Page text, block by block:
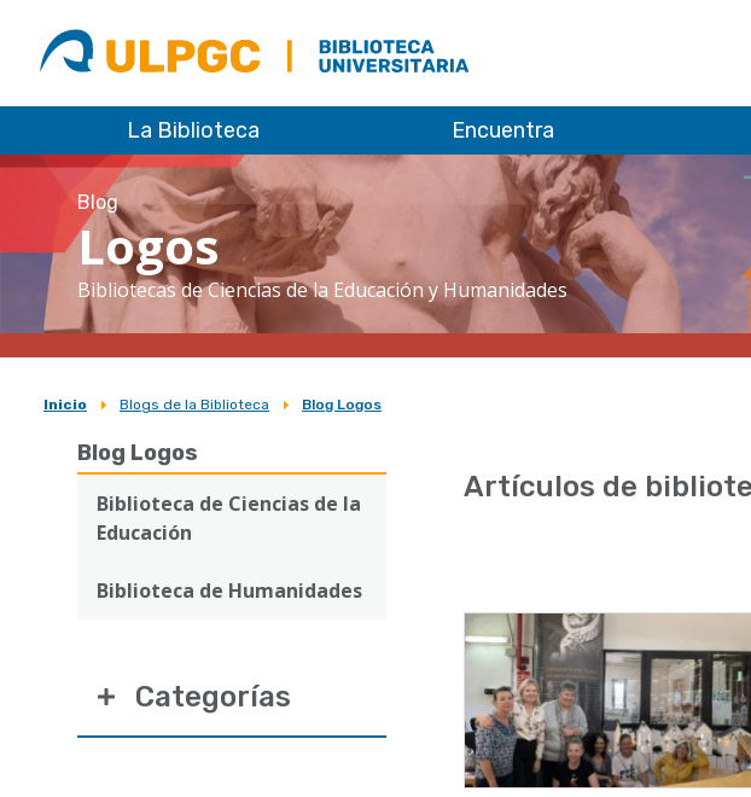
ULPGC
Biblioteca
ULPGC
La Biblioteca Encuentra
Blog
Logos
Bibliotecas de Ciencias de la Educación y Humanidades
Sobrescribir
enlaces
ayuda
navegación
Inicio Blogs de la Biblioteca Blog Logos
Blog Logos
Biblioteca de Ciencias de la
Educación
Biblioteca de Humanidades
Categorías
Artículos de